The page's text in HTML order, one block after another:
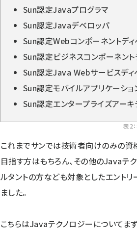
Sun認定Javaプログラマ
Sun認定Javaデベロッパ
Sun認定Webコンポーネントデ
Sun認定ビジネスコンポーネント
Sun認定Java Webサービスディ
Sun認定モバイルアプリケーショ
Sun認定エンタープライズアーキ
表2
これまでサンでは技術者向けのみの資
目指す方はもちろん、その他のJavaテ
ルタントの方なども対象としたエント
ました。
こちらはJavaテクノロジーについて